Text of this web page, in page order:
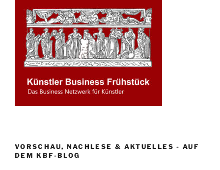
VORSCHAU, NACHLESE & AKTUELLES - AUF
DEM KBF-BLOG